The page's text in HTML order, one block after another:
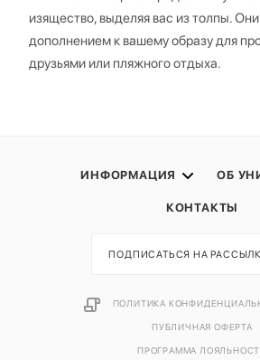
изящество, выделяя вас из толпы.
дополнением к вашему образу для
друзьями или пляжного отдыха.
ИНФОРМАЦИЯ ОБ
КОНТАКТЫ
ПОДПИСАТЬСЯ НА
ПОЛИТИКА
ПУБЛИЧНАЯ ОФЕРТА
ПРОГРАММА